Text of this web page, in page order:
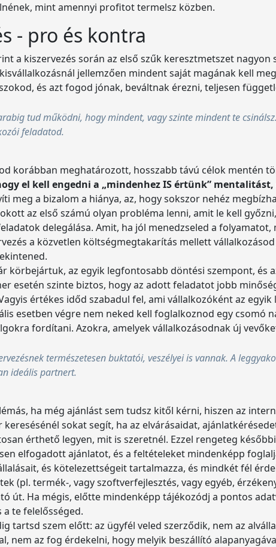
mint amennyi profitot termelsz közben.
- pro és kontra
a kiszervezés során az első szűk keresztmetszet
jellemzően mindent saját magának kell
és azt fogod jónak, beváltnak érezni, teljesen
tud működni, hogy mindent, vagy szinte mindent te
feladatod.
korábban meghatározott, hosszabb távú célok mentén
el kell engedni a „mindenhez IS értünk”
meg a bizalom a hiánya, az, hogy sokszor nehéz
az első számú olyan probléma lenni, amit le kell
delegálása. Amit, ha jól menedzseled a
a közvetlen költségmegtakarítás mellett
körbejártuk, az egyik legfontosabb döntési szempont, és
esetén szinte biztos, hogy az adott feladatot jobb
értékes időd szabadul fel, ami vállalkozóként az
esetben végre nem neked kell foglalkoznod egy
fordítani. Azokra, amelyek vállalkozásodnak új
természetesen buktatói, veszélyei is vannak. A
ideális partnert.
ha még ajánlást sem tudsz kitől kérni, hiszen az
sokat segít, ha az elvárásaidat,
érthető legyen, mit is szeretnél. Ezzel rengeteg
elfogadott ajánlatot, és a feltételeket mindenképp
és kötelezettségeit tartalmazza, és mindkét fél
(pl. termék-, vagy szoftverfejlesztés, vagy egyéb,
út. Ha mégis, előtte mindenképp tájékozódj a pontos
te felelősséged.
tartsd szem előtt: az ügyfél veled szerződik, nem az
nem az fog érdekelni, hogy melyik beszállító